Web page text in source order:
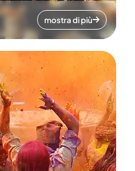
mostra di più